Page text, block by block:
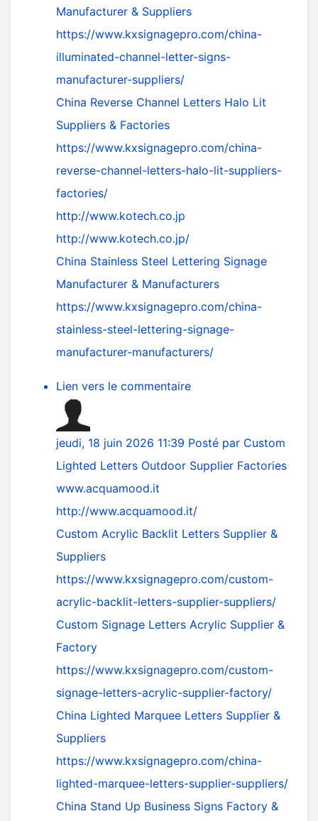
Manufacturer & Suppliers
https://www.kxsignagepro.com/china-
illuminated-channel-letter-signs-
manufacturer-suppliers/
China Reverse Channel Letters Halo Lit
Suppliers & Factories
https://www.kxsignagepro.com/china-
reverse-channel-letters-halo-lit-suppliers-
factories/
http://www.kotech.co.jp
http://www.kotech.co.jp/
China Stainless Steel Lettering Signage
Manufacturer & Manufacturers
https://www.kxsignagepro.com/china-
stainless-steel-lettering-signage-
manufacturer-manufacturers/
Lien vers le commentaire
jeudi, 18 juin 2026 11:39 Posté par Custom
Lighted Letters Outdoor Supplier Factories
www.acquamood.it
http://www.acquamood.it/
Custom Acrylic Backlit Letters Supplier &
Suppliers
https://www.kxsignagepro.com/custom-
acrylic-backlit-letters-supplier-suppliers/
Custom Signage Letters Acrylic Supplier &
Factory
https://www.kxsignagepro.com/custom-
signage-letters-acrylic-supplier-factory/
China Lighted Marquee Letters Supplier &
Suppliers
https://www.kxsignagepro.com/china-
lighted-marquee-letters-supplier-suppliers/
China Stand Up Business Signs Factory &